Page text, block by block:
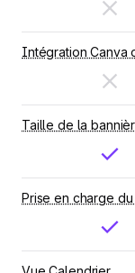
Intégration Canva
Taille de la
Prise en charge du